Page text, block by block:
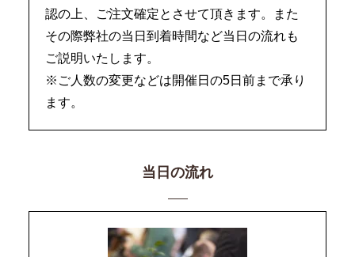
認の上、ご注文確定とさせて頂きます。また
その際弊社の当日到着時間など当日の流れも
ご説明いたします。
※ご人数の変更などは開催日の5日前まで承り
ます。
当日の流れ